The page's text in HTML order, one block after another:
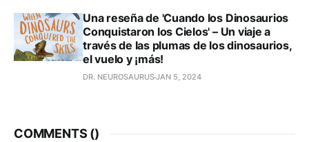
Una reseña de 'Cuando los Dinosaurios
Conquistaron los Cielos' – Un viaje a
través de las plumas de los dinosaurios,
el vuelo y ¡más!
DR. NEUROSAURUSJAN 5, 2024
COMMENTS ()